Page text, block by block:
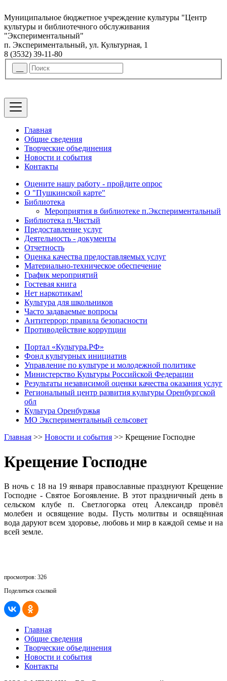
Муниципальное бюджетное учреждение культуры "Центр
культуры и библиотечного обслуживания
"Экспериментальный"
п. Экспериментальный, ул. Культурная, 1
8 (3532) 39-11-80
Главная
Общие сведения
Творческие объединения
Новости и события
Контакты
Оцените нашу работу - пройдите опрос
О "Пушкинской карте"
Библиотека
Мероприятия в библиотеке п.Экспериментальный
Библиотека п.Чистый
Предоставление услуг
Деятельность - документы
Отчетность
Оценка качества предоставляемых услуг
Материально-техническое обеспечение
График мероприятий
Гостевая книга
Нет наркотикам!
Культура для школьников
Часто задаваемые вопросы
Антитеррор: правила безопасности
Противодействие коррупции
Портал «Культура.РФ»
Фонд культурных инициатив
Управление по культуре и молодежной политике
Министерство Культуры Российской Федерации
Результаты независимой оценки качества оказания услуг
Региональный центр развития культуры Оренбургской
обл
Культура Оренбуржья
МО Экспериментальный сельсовет
Главная >> Новости и события >> Крещение Господне
Крещение Господне
В ночь с 18 на 19 января православные празднуют Крещение
Господне - Святое Богоявление. В этот праздничный день в
сельском клубе п. Светлогорка отец Александр провёл
молебен и освящение воды. Пусть молитвы и освящённая
вода даруют всем здоровье, любовь и мир в каждой семье и на
всей земле.
просмотров: 326
Поделиться ссылкой
Главная
Общие сведения
Творческие объединения
Новости и события
Контакты